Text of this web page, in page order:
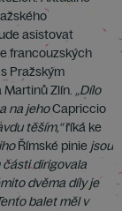
asistovat
francouzských
Pražským
Zlín. „Dílo
na jehoCapriccio
těším,“říká ke
Římské pinie jsou
části dirigovala
dvěma díly je
balet měl v